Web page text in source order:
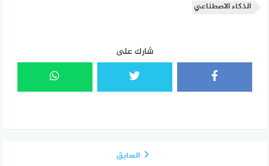
الذكاء الاصطناعي
شارك على
السابق